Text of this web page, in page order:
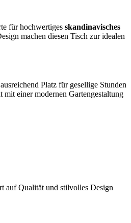
für hochwertiges skandinavisches
machen diesen Tisch zur idealen
Platz für gesellige Stunden
einer modernen Gartengestaltung
auf Qualität und stilvolles Design